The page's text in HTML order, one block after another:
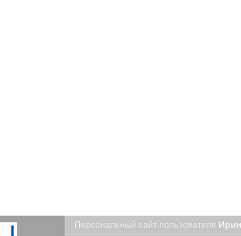
Персональный сайт пользователя